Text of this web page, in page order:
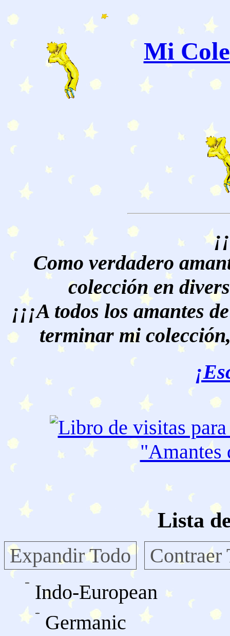
Mi
Como verdadero
colección en
¡¡¡A todos los amantes
terminar mi
"Amantes
Lista
Expandir Todo
Contraer
Indo-European
Germanic